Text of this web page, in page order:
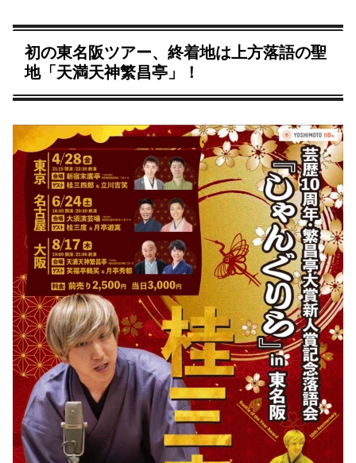
初の東名阪ツアー、終着地は上方落語の聖
地「天満天神繁昌亭」！